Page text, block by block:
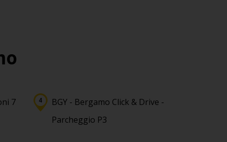
7
BGY - Bergamo Click & Drive -
Parcheggio P3